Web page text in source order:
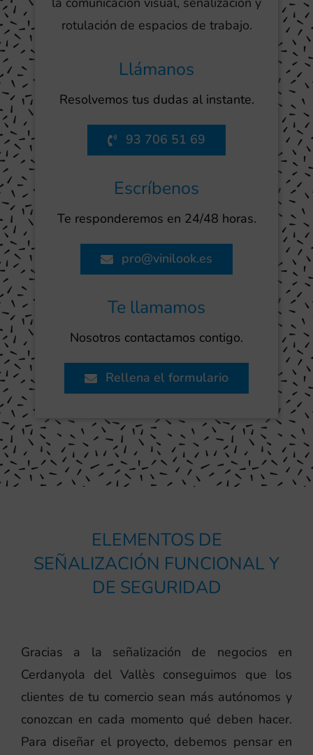
rotulación de espacios de trabajo.
Llámanos
Resolvemos tus dudas al instante.
93 706 51 69
Escríbenos
Te responderemos en 24/48 horas.
pro@vinilook.es
Te llamamos
Nosotros contactamos contigo.
Rellena el formulario
ELEMENTOS DE
SEÑALIZACIÓN FUNCIONAL Y
DE SEGURIDAD
Gracias a la señalización de negocios en
Cerdanyola del Vallès conseguimos que los
clientes de tu comercio sean más autónomos y
conozcan en cada momento qué deben hacer.
Para diseñar el proyecto, debemos pensar en